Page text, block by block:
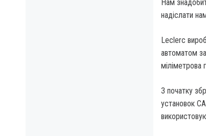
Нам
надіслати
Leclerc
автоматом
міліметрова
З початку
установок